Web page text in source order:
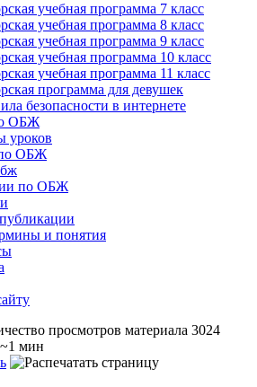
учебная программа 7 класс
учебная программа 8 класс
учебная программа 9 класс
учебная программа 10 класс
учебная программа 11 класс
программа для девушек
безопасности в интернете
ОБЖ
уроков
ОБЖ
по ОБЖ
и понятия
3024
~1 мин